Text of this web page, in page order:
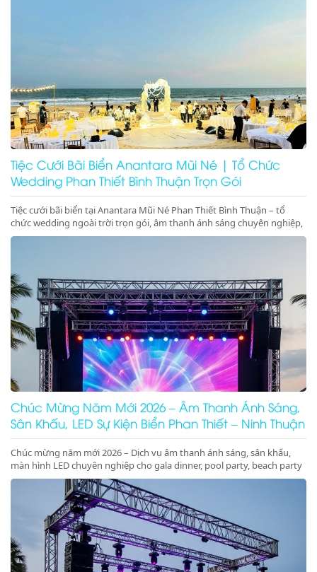
Tiệc Cưới Bãi Biển Anantara Mũi Né | Tổ Chức
Wedding Phan Thiết Bình Thuận Trọn Gói
Tiệc cưới bãi biển tại Anantara Mũi Né Phan Thiết Bình Thuận – tổ
chức wedding ngoài trời trọn gói, âm thanh ánh sáng chuyên nghiệp,
sân khấu cưới trên biển sang trọng, lãng mạn, đẳng cấp
Chúc Mừng Năm Mới 2026 – Âm Thanh Ánh Sáng,
Sân Khấu, LED Sự Kiện Biển Phan Thiết – Ninh Thuận
Chúc mừng năm mới 2026 – Dịch vụ âm thanh ánh sáng, sân khấu,
màn hình LED chuyên nghiệp cho gala dinner, pool party, beach party
tại Phan Thiết, Ninh Thuận. Nhận ký hợp đồng dài hạn giá tốt.